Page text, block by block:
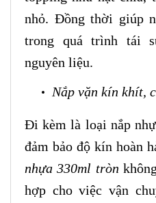
nhỏ. Đồng thời giúp
trong quá trình tái
nguyên liệu.
Nắp vặn kín khít,
Đi kèm là loại nắp
đảm bảo độ kín hoàn
nhựa 330ml tròn
hợp cho việc vận